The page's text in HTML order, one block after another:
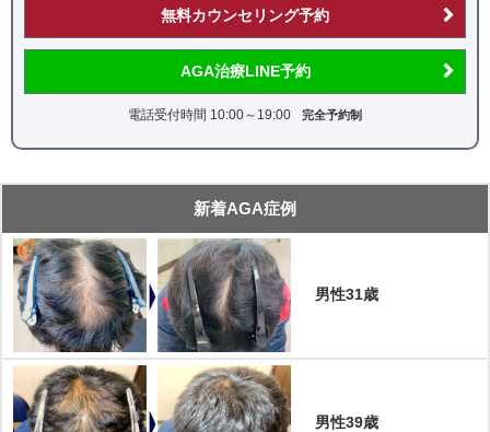
無料カウンセリング予約
AGA治療LINE予約
電話受付時間 10:00～19:00 完全予約制
新着AGA症例
男性31歳
男性39歳